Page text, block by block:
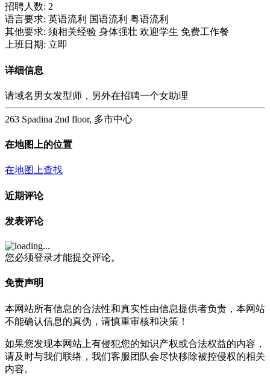
招聘人数: 2
语言要求: 英语流利 国语流利 粤语流利
其他要求: 须相关经验 身体强壮 欢迎学生 免费工作餐
上班日期: 立即
详细信息
请域名男女发型师，另外在招聘一个女助理
263 Spadina 2nd floor, 多市中心
在地图上的位置
在地图上查找
近期评论
发表评论
您必须登录才能提交评论。
免责声明
本网站所有信息的合法性和真实性由信息提供者负责，本网站
不能确认信息的真伪，请慎重审核和决策！
如果您发现本网站上有侵犯您的知识产权或合法权益的内容，
请及时与我们联络，我们客服团队会尽快移除被控侵权的相关
内容。